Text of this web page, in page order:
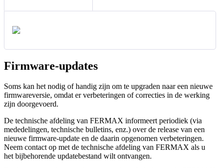
Firmware-updates
Soms kan het nodig of handig zijn om te upgraden naar een nieuwe
firmwareversie, omdat er verbeteringen of correcties in de werking
zijn doorgevoerd.
De technische afdeling van FERMAX informeert periodiek (via
mededelingen, technische bulletins, enz.) over de release van een
nieuwe firmware-update en de daarin opgenomen verbeteringen.
Neem contact op met de technische afdeling van FERMAX als u
het bijbehorende updatebestand wilt ontvangen.